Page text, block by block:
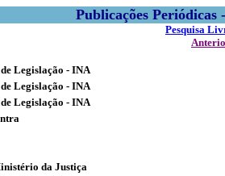
Publicações
Pesquisa
Legislação - INA
Legislação - INA
Legislação - INA
da Justiça